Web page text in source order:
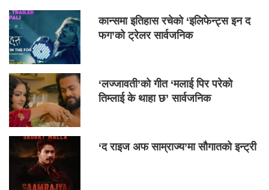
कान्समा इतिहास रचेको ‘इलिफेन्ट्स इन द
फग’को ट्रेलर सार्वजनिक
‘लज्जावती’को गीत ‘मलाई पिर परेको
तिम्लाई के थाहा छ’ सार्वजनिक
‘द राइज अफ साम्राज्य’मा सौगातको इन्ट्री